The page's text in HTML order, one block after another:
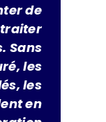
de
Sans
les
les
en